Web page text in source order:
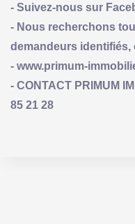
- Suivez-nous sur
- Nous recherchons
demandeurs identifiés,
- www.primum-
- CONTACT PRIMUM
85 21 28